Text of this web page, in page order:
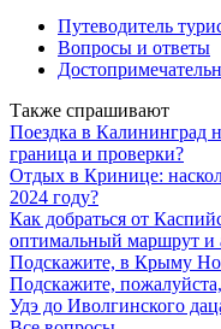
Путеводитель
Вопросы и ответы
Также спрашивают
Поездка в Калининград
граница и проверки?
Отдых в Кринице:
2024 году?
Как добраться от
оптимальный маршрут и
Подскажите, в Крыму
Подскажите,
Удэ до Иволгинского